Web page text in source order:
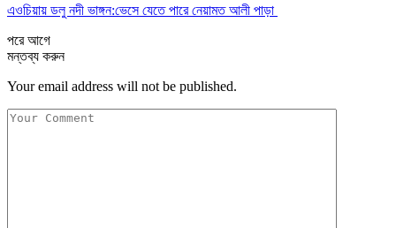
এওচিয়ায় ডলু নদী ভাঙ্গন:ভেসে যেতে পারে নেয়ামত আলী পাড়া
পরেআগে
মন্তব্য করুন
Your email address will not be published.